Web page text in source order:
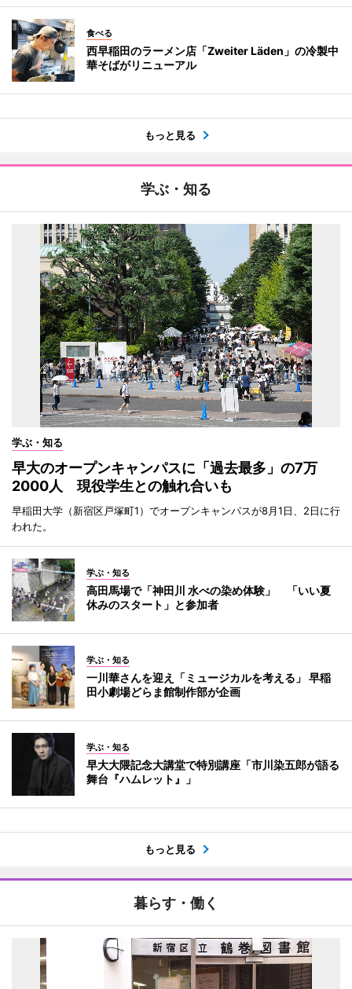
食べる
西早稲田のラーメン店「Zweiter Läden」の冷製中
華そばがリニューアル
もっと見る
学ぶ・知る
学ぶ・知る
早大のオープンキャンパスに「過去最多」の7万
2000人 現役学生との触れ合いも
早稲田大学（新宿区戸塚町1）でオープンキャンパスが8月1日、2日に行
われた。
学ぶ・知る
高田馬場で「神田川 水べの染め体験」 「いい夏
休みのスタート」と参加者
学ぶ・知る
一川華さんを迎え「ミュージカルを考える」 早稲
田小劇場どらま館制作部が企画
学ぶ・知る
早大大隈記念大講堂で特別講座「市川染五郎が語る
舞台『ハムレット』」
もっと見る
暮らす・働く